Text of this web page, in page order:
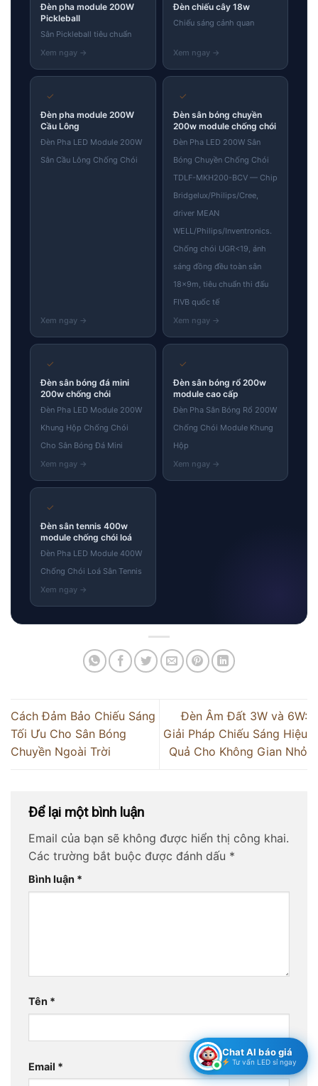
Đèn pha module 200W
Pickleball
Sân Pickleball tiêu chuẩn
Đèn chiếu cây 18w
Chiếu sáng cảnh quan
✓
Đèn pha module 200W
Cầu Lông
Đèn Pha LED Module 200W
Sân Cầu Lông Chống Chói
✓
Đèn sân bóng chuyền
200w module chống chói
Đèn Pha LED 200W Sân
Bóng Chuyền Chống Chói
TDLF-MKH200-BCV — Chip
Bridgelux/Philips/Cree,
driver MEAN
WELL/Philips/Inventronics.
Chống chói UGR<19, ánh
sáng đồng đều toàn sân
18×9m, tiêu chuẩn thi đấu
FIVB quốc tế
✓
Đèn sân bóng đá mini
200w chống chói
Đèn Pha LED Module 200W
Khung Hộp Chống Chói
Cho Sân Bóng Đá Mini
✓
Đèn sân bóng rổ 200w
module cao cấp
Đèn Pha Sân Bóng Rổ 200W
Chống Chói Module Khung
Hộp
✓
Đèn sân tennis 400w
module chống chói loá
Đèn Pha LED Module 400W
Chống Chói Loá Sân Tennis
Cách Đảm Bảo Chiếu Sáng
Tối Ưu Cho Sân Bóng
Chuyền Ngoài Trời
Đèn Âm Đất 3W và 6W:
Giải Pháp Chiếu Sáng Hiệu
Quả Cho Không Gian Nhỏ
Để lại một bình luận
Email của bạn sẽ không được hiển thị công khai.
Các trường bắt buộc được đánh dấu *
Bình luận *
Tên *
Email *
Chat AI báo giá
Tư vấn LED sỉ ngay